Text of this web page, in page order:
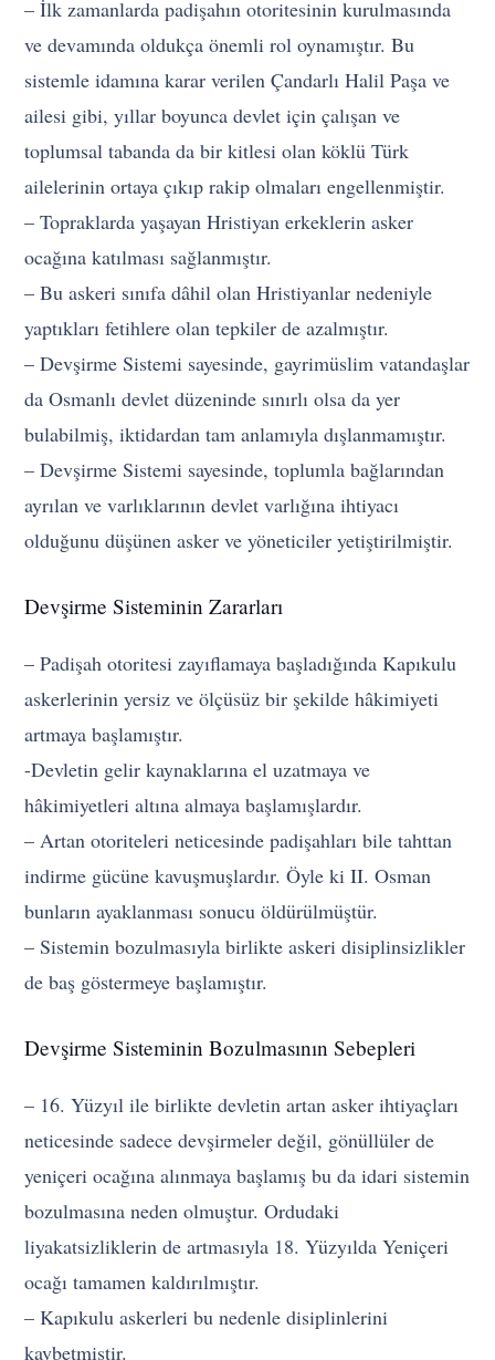
– İlk zamanlarda padişahın otoritesinin kurulmasında
ve devamında oldukça önemli rol oynamıştır. Bu
sistemle idamına karar verilen Çandarlı Halil Paşa ve
ailesi gibi, yıllar boyunca devlet için çalışan ve
toplumsal tabanda da bir kitlesi olan köklü Türk
ailelerinin ortaya çıkıp rakip olmaları engellenmiştir.
– Topraklarda yaşayan Hristiyan erkeklerin asker
ocağına katılması sağlanmıştır.
– Bu askeri sınıfa dâhil olan Hristiyanlar nedeniyle
yaptıkları fetihlere olan tepkiler de azalmıştır.
– Devşirme Sistemi sayesinde, gayrimüslim vatandaşlar
da Osmanlı devlet düzeninde sınırlı olsa da yer
bulabilmiş, iktidardan tam anlamıyla dışlanmamıştır.
– Devşirme Sistemi sayesinde, toplumla bağlarından
ayrılan ve varlıklarının devlet varlığına ihtiyacı
olduğunu düşünen asker ve yöneticiler yetiştirilmiştir.
Devşirme Sisteminin Zararları
– Padişah otoritesi zayıflamaya başladığında Kapıkulu
askerlerinin yersiz ve ölçüsüz bir şekilde hâkimiyeti
artmaya başlamıştır.
-Devletin gelir kaynaklarına el uzatmaya ve
hâkimiyetleri altına almaya başlamışlardır.
– Artan otoriteleri neticesinde padişahları bile tahttan
indirme gücüne kavuşmuşlardır. Öyle ki II. Osman
bunların ayaklanması sonucu öldürülmüştür.
– Sistemin bozulmasıyla birlikte askeri disiplinsizlikler
de baş göstermeye başlamıştır.
Devşirme Sisteminin Bozulmasının Sebepleri
– 16. Yüzyıl ile birlikte devletin artan asker ihtiyaçları
neticesinde sadece devşirmeler değil, gönüllüler de
yeniçeri ocağına alınmaya başlamış bu da idari sistemin
bozulmasına neden olmuştur. Ordudaki
liyakatsizliklerin de artmasıyla 18. Yüzyılda Yeniçeri
ocağı tamamen kaldırılmıştır.
– Kapıkulu askerleri bu nedenle disiplinlerini
kaybetmiştir.